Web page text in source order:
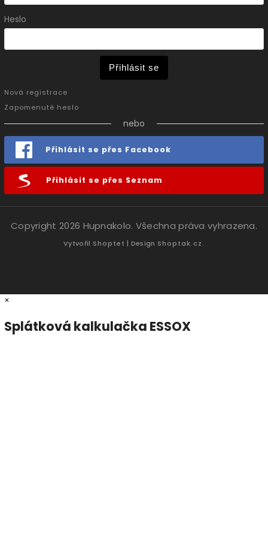
Heslo
Přihlásit se
Nová registrace
Zapomenuté heslo
nebo
Přihlásit se přes Facebook
Přihlásit se přes Seznam
Copyright 2026 Hupnakolo. Všechna práva vyhrazena.
Vytvořil Shoptet | Design Shoptak.cz.
×
Splátková kalkulačka ESSOX